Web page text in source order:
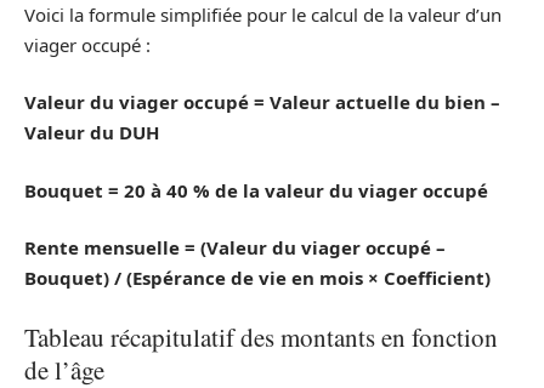
Voici la formule simplifiée pour le calcul de la valeur d’un
viager occupé :
Valeur du viager occupé = Valeur actuelle du bien –
Valeur du DUH
Bouquet = 20 à 40 % de la valeur du viager occupé
Rente mensuelle = (Valeur du viager occupé –
Bouquet) / (Espérance de vie en mois × Coefficient)
Tableau récapitulatif des montants en fonction
de l’âge